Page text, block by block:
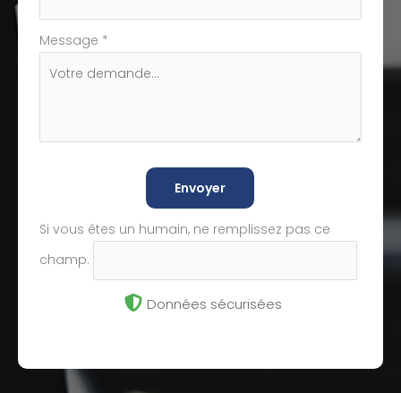
Message *
Envoyer
Si vous êtes un humain, ne remplissez pas ce
champ.
Données sécurisées